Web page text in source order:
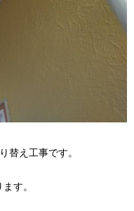
替え工事です。
す。